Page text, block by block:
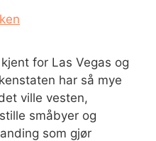
for Las Vegas og
har så mye
ville vesten,
småbyer og
som gjør